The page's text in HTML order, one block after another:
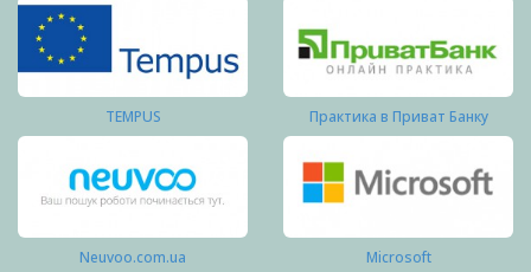
TEMPUS Практика в Приват Банку
Neuvoo.com.ua Microsoft